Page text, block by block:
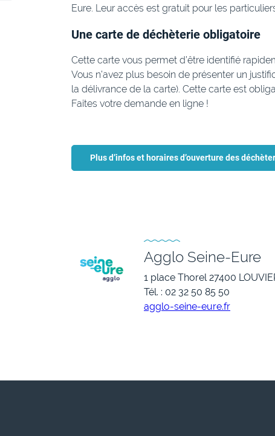
Eure. Leur accès est gratuit pour les
Une carte de déchèterie obligatoire
Cette carte vous permet d’être identifié
Vous n’avez plus besoin de présenter un
la délivrance de la carte). Cette carte est
Faites votre demande en ligne !
Plus d’infos et horaires d’ouverture des
Agglo Seine-Eure
1 place Thorel 27400
Tél. : 02 32 50 85 50
agglo-seine-eure.fr